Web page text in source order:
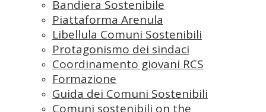
Bandiera Sostenibile
Piattaforma Arenula
Libellula Comuni Sostenibili
Protagonismo dei sindaci
Coordinamento giovani RCS
Formazione
Guida dei Comuni Sostenibili
Comuni sostenibili on the